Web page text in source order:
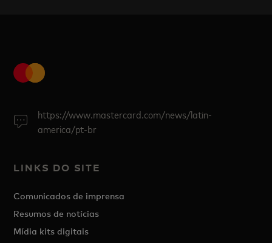
https://www.mastercard.com/news/latin-
america/pt-br
LINKS DO SITE
Comunicados de imprensa
Resumos de notícias
Mídia kits digitais